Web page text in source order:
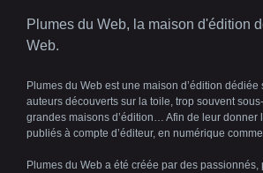
Plumes du Web, la maison d'édition
Web.
Plumes du Web est une maison d’édition
auteurs découverts sur la toile, trop souvent
grandes maisons d’édition… Afin de leur donner
publiés à compte d’éditeur, en numérique
Plumes du Web a été créée par des